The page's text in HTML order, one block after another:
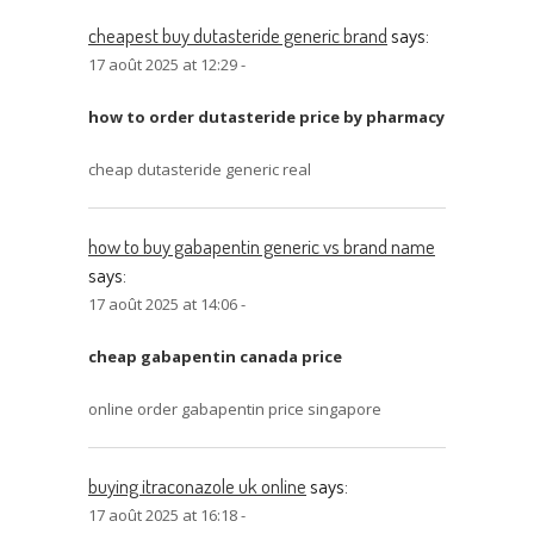
cheapest buy dutasteride generic brandsays:
17 août 2025 at 12:29 -
how to order dutasteride price by pharmacy
cheap dutasteride generic real
how to buy gabapentin generic vs brand name
says:
17 août 2025 at 14:06 -
cheap gabapentin canada price
online order gabapentin price singapore
buying itraconazole uk onlinesays:
17 août 2025 at 16:18 -